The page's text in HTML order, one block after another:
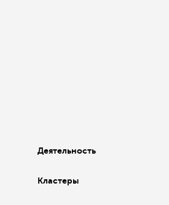
Деятельность
Кластеры